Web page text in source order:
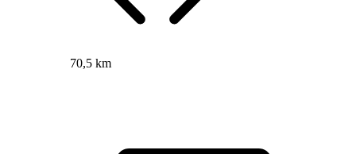
70,5 km